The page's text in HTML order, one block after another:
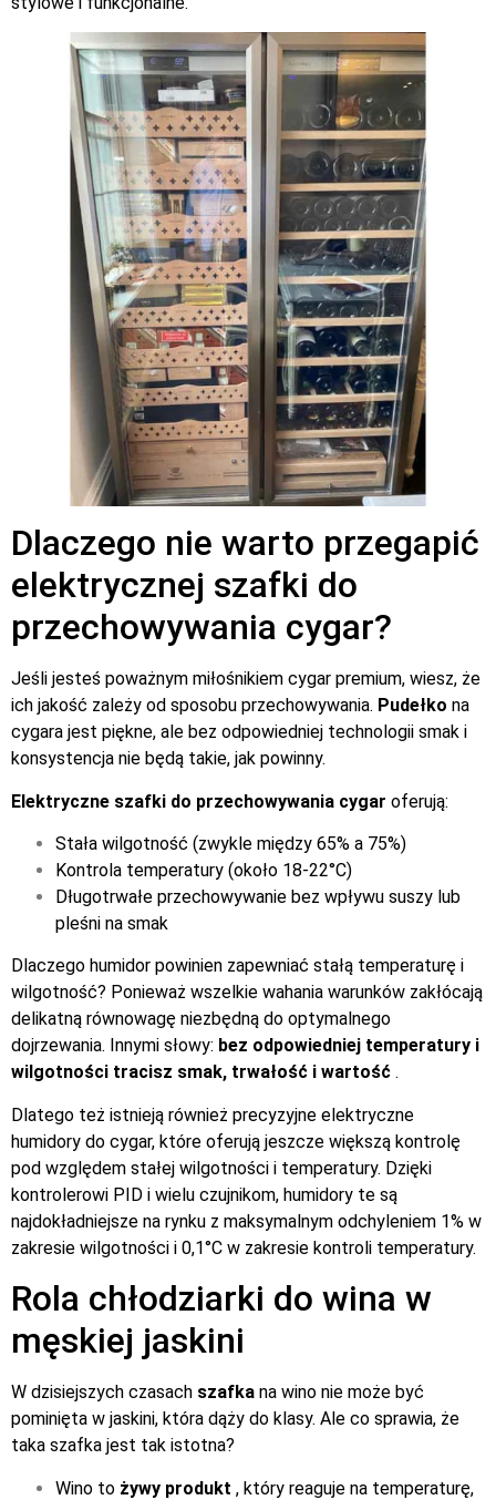
Dlaczego nie warto przegapić
elektrycznej szafki do
przechowywania cygar?
Jeśli jesteś poważnym miłośnikiem cygar premium, wiesz, że
ich jakość zależy od sposobu przechowywania. Pudełko na
cygara jest piękne, ale bez odpowiedniej technologii smak i
konsystencja nie będą takie, jak powinny.
Elektryczne szafki do przechowywania cygar oferują:
Stała wilgotność (zwykle między 65% a 75%)
Kontrola temperatury (około 18-22°C)
Długotrwałe przechowywanie bez wpływu suszy lub
pleśni na smak
Dlaczego humidor powinien zapewniać stałą temperaturę i
wilgotność? Ponieważ wszelkie wahania warunków zakłócają
delikatną równowagę niezbędną do optymalnego
dojrzewania. Innymi słowy: bez odpowiedniej temperatury i
wilgotności tracisz smak, trwałość i wartość .
Dlatego też istnieją również precyzyjne elektryczne
humidory do cygar, które oferują jeszcze większą kontrolę
pod względem stałej wilgotności i temperatury. Dzięki
kontrolerowi PID i wielu czujnikom, humidory te są
najdokładniejsze na rynku z maksymalnym odchyleniem 1% w
zakresie wilgotności i 0,1°C w zakresie kontroli temperatury.
Rola chłodziarki do wina w
męskiej jaskini
W dzisiejszych czasach szafka na wino nie może być
pominięta w jaskini, która dąży do klasy. Ale co sprawia, że
taka szafka jest tak istotna?
Wino to żywy produkt , który reaguje na temperaturę,